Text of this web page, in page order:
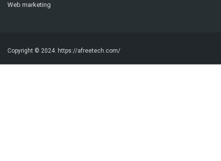
Web marketing
Copyright © 2024. https://afreetech.com/